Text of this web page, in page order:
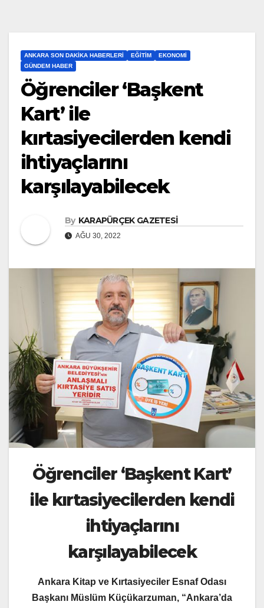
ANKARA SON DAKIKA HABERLERI EĞITIM
EKONOMI
GÜNDEM HABER
Öğrenciler ‘Başkent
Kart’ ile
kırtasiyecilerden kendi
ihtiyaçlarını
karşılayabilecek
By KARAPÜRÇEK GAZETESİ
AĞU 30, 2022
Öğrenciler ‘Başkent Kart’
ile kırtasiyecilerden kendi
ihtiyaçlarını
karşılayabilecek
Ankara Kitap ve Kırtasiyeciler Esnaf Odası
Başkanı Müslüm Küçükarzuman, “Ankara’da